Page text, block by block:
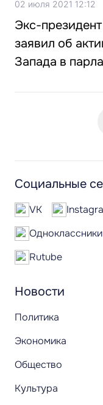
02 июля 2021 12:12
Экс-
заявил об
Запада в
Новости
Политика
Экономика
Общество
Культура
Социальные
VK
Одноклассники
Rutube